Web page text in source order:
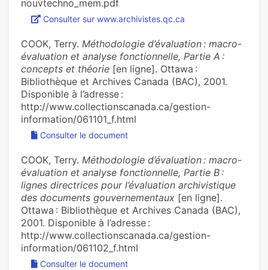
nouvtechno_mem.pdf
Consulter sur www.archivistes.qc.ca
COOK, Terry. Méthodologie d’évaluation : macro-
évaluation et analyse fonctionnelle, Partie A :
concepts et théorie [en ligne]. Ottawa :
Bibliothèque et Archives Canada (BAC), 2001.
Disponible à l’adresse :
http://www.collectionscanada.ca/gestion-
information/061101_f.html
Consulter le document
COOK, Terry. Méthodologie d’évaluation : macro-
évaluation et analyse fonctionnelle, Partie B :
lignes directrices pour l’évaluation archivistique
des documents gouvernementaux [en ligne].
Ottawa : Bibliothèque et Archives Canada (BAC),
2001. Disponible à l’adresse :
http://www.collectionscanada.ca/gestion-
information/061102_f.html
Consulter le document